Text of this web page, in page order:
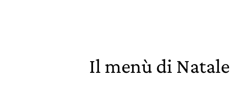
Il menù di